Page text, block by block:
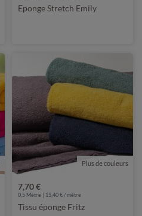
Eponge Stretch Emily
Plus de couleurs
7,70 €
0,5 Mètre | 15,40 € / mètre
Tissu éponge Fritz